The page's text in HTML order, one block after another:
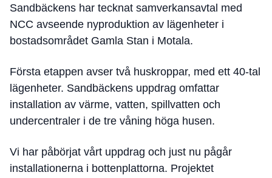
Sandbäckens har tecknat samverkansavtal med
NCC avseende nyproduktion av lägenheter i
bostadsområdet Gamla Stan i Motala.
Första etappen avser två huskroppar, med ett 40-tal
lägenheter. Sandbäckens uppdrag omfattar
installation av värme, vatten, spillvatten och
undercentraler i de tre våning höga husen.
Vi har påbörjat vårt uppdrag och just nu pågår
installationerna i bottenplattorna. Projektet